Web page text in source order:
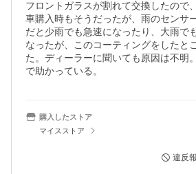
フロントガラスが割れて交換したので
車購入時もそうだったが、雨のセンサ
だと少雨でも急速になったり、大雨で
なったが、このコーティングをしたと
た。ディーラーに聞いても原因は不明
で助かっている。
購入したストア
マイスストア
違反